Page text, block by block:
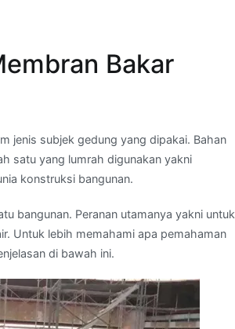
Bakar
jenis subjek gedung yang dipakai. Bahan
satu yang lumrah digunakan yakni
konstruksi bangunan.
bangunan. Peranan utamanya yakni untuk
Untuk lebih memahami apa pemahaman
di bawah ini.